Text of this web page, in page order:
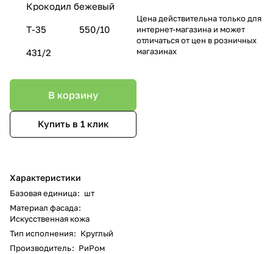
Крокодил бежевый
Т-35 550/10
431/2
В корзину
Купить в 1 клик
Характеристики
Базовая единица: шт
Материал фасада:
Искусственная кожа
Тип исполнения: Круглый
Производитель: РиРом
Цена действительна только для
интернет-магазина и может
отличаться от цен в розничных
магазинах